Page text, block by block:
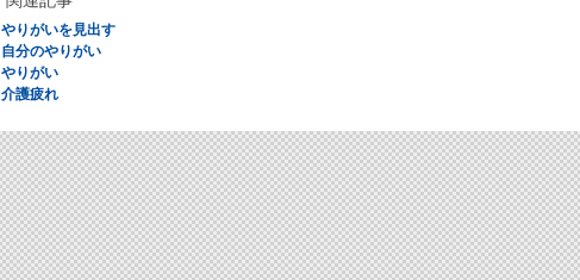
やりがいを見出す
自分のやりがい
やりがい
介護疲れ